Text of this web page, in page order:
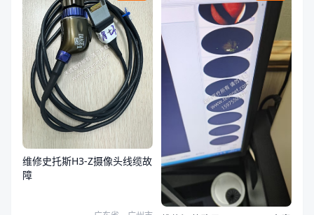
维修史托斯H3-Z摄像头线缆故
障